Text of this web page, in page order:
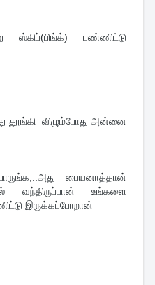
பண்ணிட்டு
தூங்கி விழும்போது அன்னை
பையனாத்தான்
வந்திருப்பான் உங்களை
இருக்கப்போறான்